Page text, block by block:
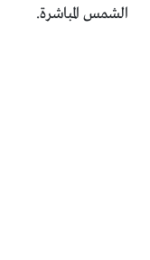
الشمس المباشرة.